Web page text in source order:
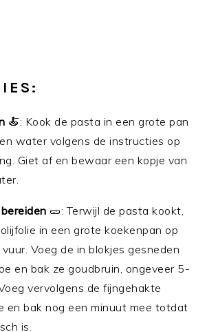
🍝: Kook de pasta in een grote pan
water volgens de instructies op
Giet af en bewaar een kopje van
🥒: Terwijl de pasta kookt,
in een grote koekenpan op
Voeg de in blokjes gesneden
en bak ze goudbruin, ongeveer 5-
vervolgens de fijngehakte
en bak nog een minuut mee totdat
is.